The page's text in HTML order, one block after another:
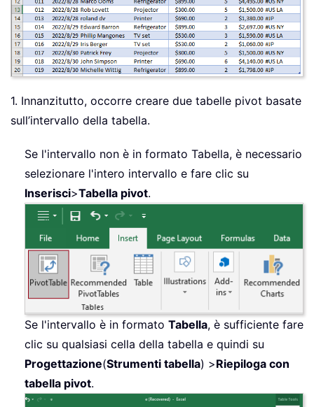
1. Innanzitutto, occorre creare due tabelle pivot basate
sull’intervallo della tabella.
Se l'intervallo non è in formato Tabella, è necessario
selezionare l'intero intervallo e fare clic su
Inserisci>Tabella pivot.
Se l'intervallo è in formato Tabella, è sufficiente fare
clic su qualsiasi cella della tabella e quindi su
Progettazione(Strumenti tabella) >Riepiloga con
tabella pivot.